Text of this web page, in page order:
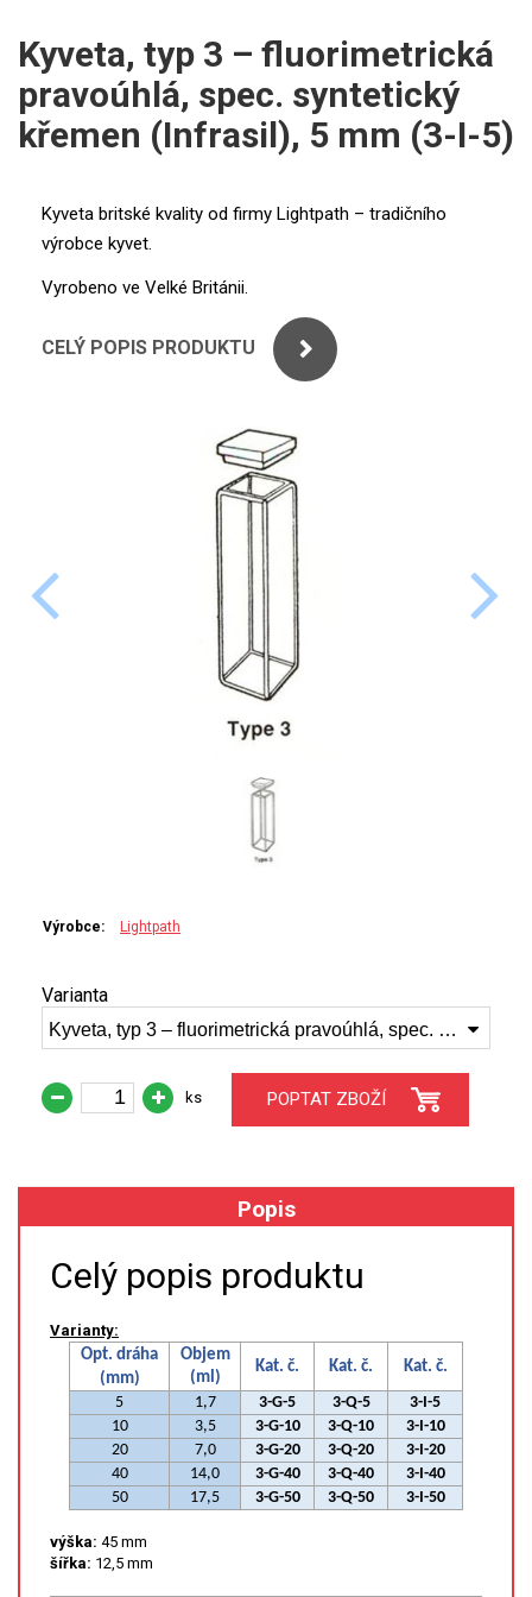
SHIMADZU
THERMO ELECTRON (UNICAM)
ANALYTIK JENA
TELEDYNE LEEMAN
HORIBA (JOBIN YVONE)
SPECIÁLNÍ APLIKACE
XRF
VZORKOVNICE XRF
TAVENÍ
LISOVÁNÍ
STANDARDNÍ ROZTOKY A RM
UV-VIS FLUO
DETEKTORY HPLC
VÝBOJKY PRO UV/VIS
XRF
UV-VIS FLUO
MS/SPM
Kyveta, typ 3 – fluorimetrická
pravoúhlá, spec. syntetický
křemen (Infrasil), 5 mm (3-I-5)
Kyveta britské kvality od firmy Lightpath – tradičního
výrobce kyvet.
Vyrobeno ve Velké Británii.
CELÝ POPIS PRODUKTU
Výrobce: Lightpath
Varianta
Kyveta, typ 3 – fluorimetrická pravoúhlá, spec. syntetický křemen (Infrasil), 5 mm (3-I-5)
ks POPTAT ZBOŽÍ
Popis
Celý popis produktu
Varianty:
Opt. dráha
(mm)
Objem
(ml)
Kat. č. Kat. č.
Kat. č.
5
1,7 3-G-5 3-Q-5
3-I-5
10
3,5 3-G-10 3-Q-10
3-I-10
20
7,0 3-G-20 3-Q-20
3-I-20
40
14,0 3-G-40 3-Q-40
3-I-40
50
17,5 3-G-50 3-Q-50 3-I-50
výška: 45 mm
šířka: 12,5 mm